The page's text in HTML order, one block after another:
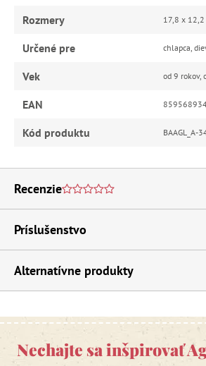
Rozmery 17,8 x 12,2
Určené pre chlapca,
Vek od 9 rokov,
EAN
Kód produktu BAAGL_A-
Recenzie
Príslušenstvo
Alternatívne produkty
Nechajte sa inšpirovať